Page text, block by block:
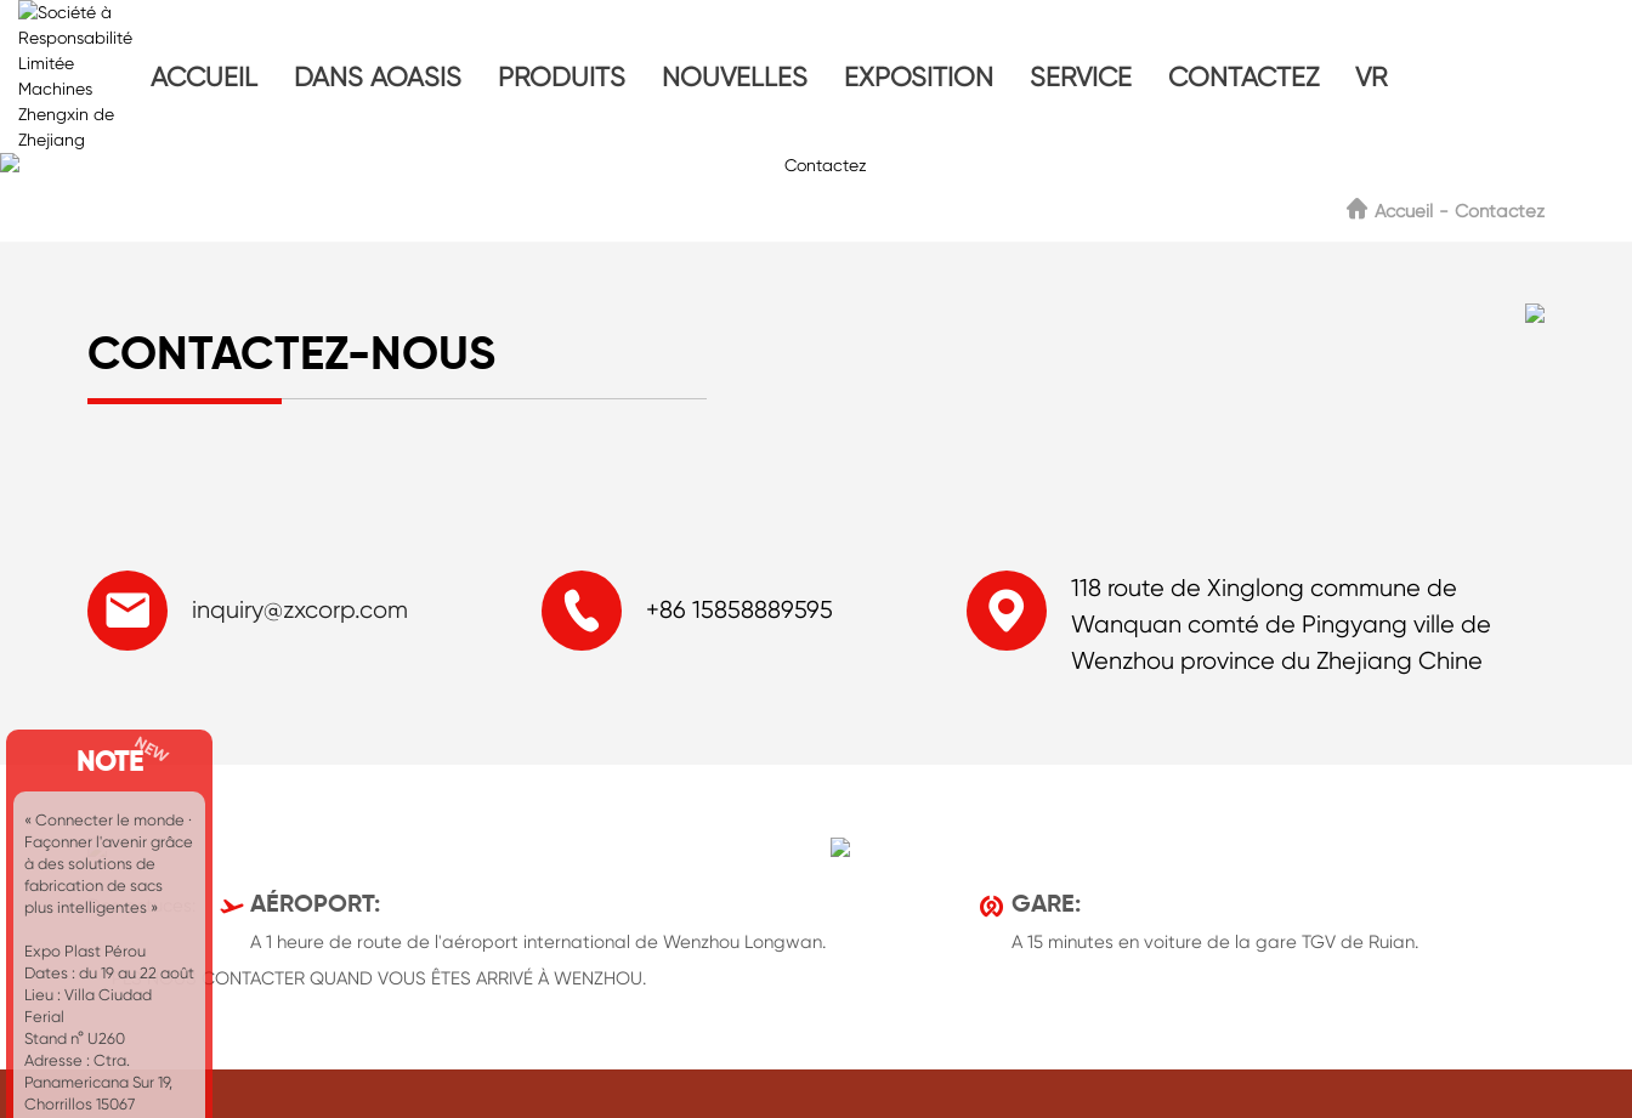
ACCUEIL DANS AOASIS PRODUITS NOUVELLES EXPOSITION SERVICE CONTACTEZ VR
Accueil Contactez
CONTACTEZ-NOUS
 inquiry@zxcorp.com  +86 15858889595 
118 route de Xinglong commune de
Wanquan comté de Pingyang ville de
Wenzhou province du Zhejiang Chine
Des astuces:  AÉROPORT:
A 1 heure de route de l'aéroport international de Wenzhou Longwan.
 GARE:
A 15 minutes en voiture de la gare TGV de Ruian.
PLS NOUS CONTACTER QUAND VOUS ÊTES ARRIVÉ À WENZHOU.
NOTE
« Connecter le monde ·
Façonner l'avenir grâce
à des solutions de
fabrication de sacs
plus intelligentes »
Expo Plast Pérou
Dates : du 19 au 22 août
Lieu : Villa Ciudad
Ferial
Stand n° U260
Adresse : Ctra.
Panamericana Sur 19,
Chorrillos 15067